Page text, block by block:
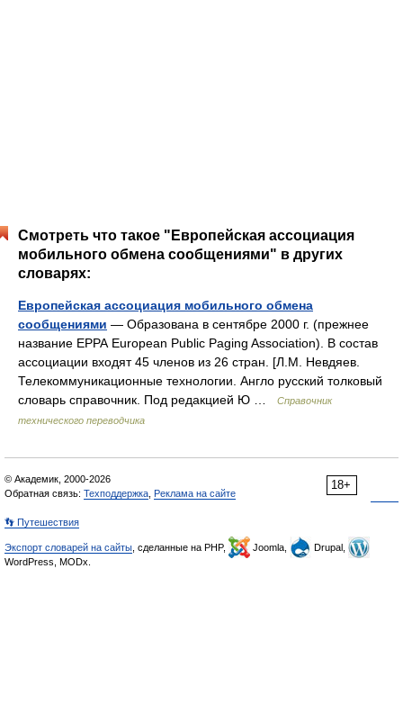
Смотреть что такое "Европейская ассоциация
мобильного обмена сообщениями" в других
словарях:
Европейская ассоциация мобильного обмена
сообщениями — Образована в сентябре 2000 г. (прежнее
название ЕРРА European Public Paging Association). В состав
ассоциации входят 45 членов из 26 стран. [Л.М. Невдяев.
Телекоммуникационные технологии. Англо русский толковый
словарь справочник. Под редакцией Ю …
Справочник
технического переводчика
18+
© Академик, 2000-2026
Обратная связь: Техподдержка Реклама на сайте
👣 Путешествия
Экспорт словарей на сайты , сделанные на PHP, Joomla,
Drupal,
WordPress, MODx.